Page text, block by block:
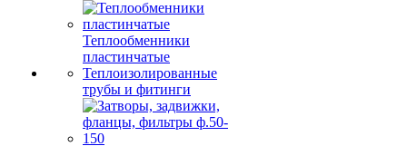
Теплообменники
пластинчатые
Теплоизолированные
трубы и фитинги